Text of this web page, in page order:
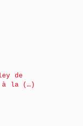
de
à la (…)